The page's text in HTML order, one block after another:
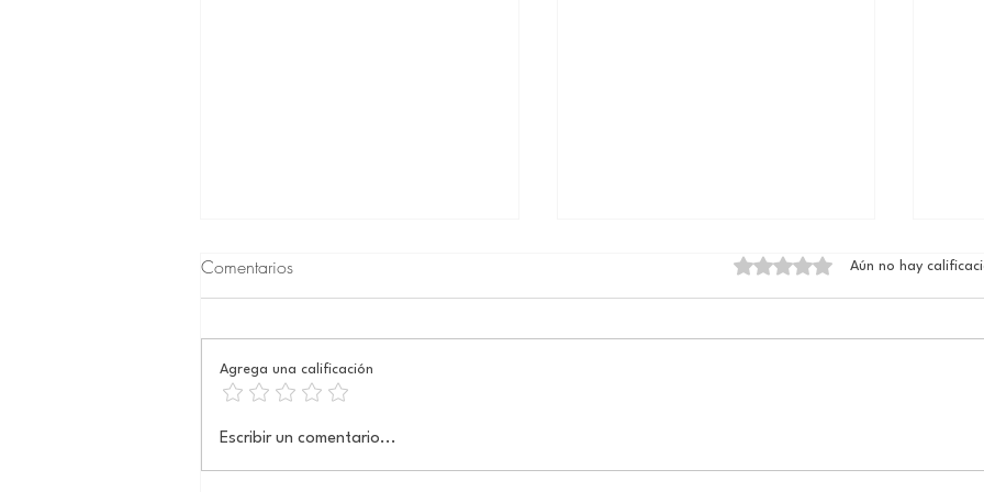
La paradoja del dolor
Comentarios Obtuvo 0 de 5 estrellas.
Aún no hay
Agrega una calificación
Escribir un comentario...